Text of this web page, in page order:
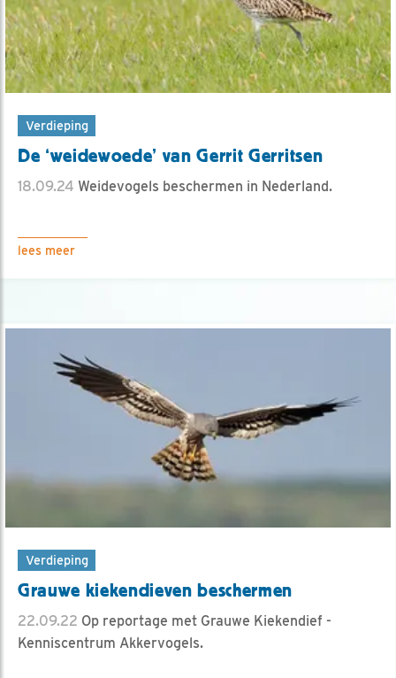
Verdieping
De ‘weidewoede’ van Gerrit Gerritsen
18.09.24 Weidevogels beschermen in Nederland.
lees meer
Verdieping
Grauwe kiekendieven beschermen
22.09.22 Op reportage met Grauwe Kiekendief -
Kenniscentrum Akkervogels.